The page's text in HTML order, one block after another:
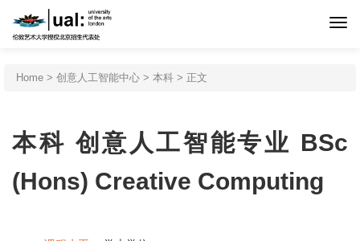
首页
申请程序
Home > 创意人工智能中心 > 本科 > 正文
本科 创意人工智能专业 BSc
(Hons) Creative Computing